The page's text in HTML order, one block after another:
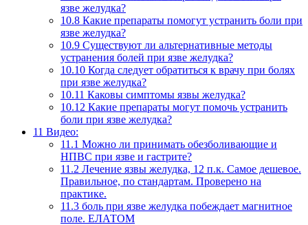
язве желудка?
10.8 Какие препараты помогут устранить боли при
язве желудка?
10.9 Существуют ли альтернативные методы
устранения болей при язве желудка?
10.10 Когда следует обратиться к врачу при болях
при язве желудка?
10.11 Каковы симптомы язвы желудка?
10.12 Какие препараты могут помочь устранить
боли при язве желудка?
11 Видео:
11.1 Можно ли принимать обезболивающие и
НПВС при язве и гастрите?
11.2 Лечение язвы желудка, 12 п.к. Самое дешевое.
Правильное, по стандартам. Проверено на
практике.
11.3 боль при язве желудка побеждает магнитное
поле. ЕЛАТОМ